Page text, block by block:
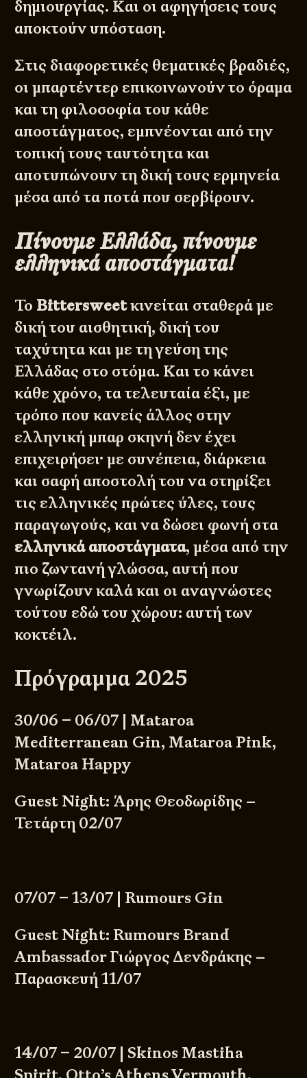
δημιουργίας. Και οι αφηγήσεις τους
αποκτούν υπόσταση.
Στις διαφορετικές θεματικές βραδιές,
οι μπαρτέντερ επικοινωνούν το όραμα
και τη φιλοσοφία του κάθε
αποστάγματος, εμπνέονται από την
τοπική τους ταυτότητα και
αποτυπώνουν τη δική τους ερμηνεία
μέσα από τα ποτά που σερβίρουν.
Πίνουμε Ελλάδα, πίνουμε
ελληνικά αποστάγματα!
Το Bittersweetκινείται σταθερά με
δική του αισθητική, δική του
ταχύτητα και με τη γεύση της
Ελλάδας στο στόμα. Και το κάνει
κάθε χρόνο, τα τελευταία έξι, με
τρόπο που κανείς άλλος στην
ελληνική μπαρ σκηνή δεν έχει
επιχειρήσει· με συνέπεια, διάρκεια
και σαφή αποστολή του να στηρίξει
τις ελληνικές πρώτες ύλες, τους
παραγωγούς, και να δώσει φωνή στα
ελληνικά αποστάγματα, μέσα από την
πιο ζωντανή γλώσσα, αυτή που
γνωρίζουν καλά και οι αναγνώστες
τούτου εδώ του χώρου: αυτή των
κοκτέιλ.
Πρόγραμμα 2025
30/06 – 06/07 | Mataroa
Mediterranean Gin, Mataroa Pink,
Mataroa Happy
Guest Night: Άρης Θεοδωρίδης –
Τετάρτη 02/07
07/07 – 13/07 | Rumours Gin
Guest Night: Rumours Brand
Ambassador Γιώργος Δενδράκης –
Παρασκευή 11/07
14/07 – 20/07 | Skinos Mastiha